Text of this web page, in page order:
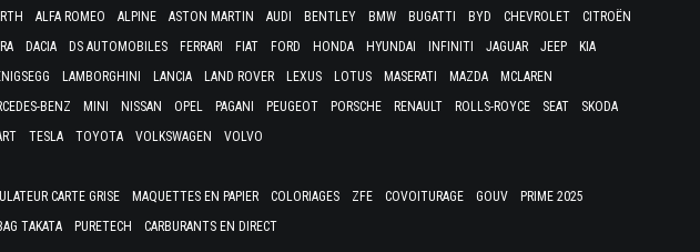
ALFA ROMEO ALPINE ASTON MARTIN AUDI BENTLEY BMW BUGATTI BYD CHEVROLET
CITROËN
DACIA DS AUTOMOBILES FERRARI FIAT FORD HONDA HYUNDAI INFINITI JAGUAR JEEP
KIA
LAMBORGHINI LANCIA LAND ROVER LEXUS LOTUS MASERATI MAZDA
MCLAREN
BENZ
MINI NISSAN OPEL PAGANI PEUGEOT PORSCHE RENAULT ROLLS-ROYCE SEAT
SKODA
TESLA TOYOTA VOLKSWAGEN VOLVO
CARTE GRISE MAQUETTES EN PAPIER COLORIAGES ZFE COVOITURAGE GOUV
PRIME 2025
TAKATA
PURETECH CARBURANTS EN DIRECT